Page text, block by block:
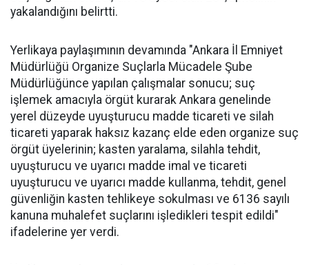
yakalandığını belirtti.
Yerlikaya paylaşımının devamında "Ankara İl Emniyet
Müdürlüğü Organize Suçlarla Mücadele Şube
Müdürlüğünce yapılan çalışmalar sonucu; suç
işlemek amacıyla örgüt kurarak Ankara genelinde
yerel düzeyde uyuşturucu madde ticareti ve silah
ticareti yaparak haksız kazanç elde eden organize suç
örgüt üyelerinin; kasten yaralama, silahla tehdit,
uyuşturucu ve uyarıcı madde imal ve ticareti
uyuşturucu ve uyarıcı madde kullanma, tehdit, genel
güvenliğin kasten tehlikeye sokulması ve 6136 sayılı
kanuna muhalefet suçlarını işledikleri tespit edildi"
ifadelerine yer verdi.